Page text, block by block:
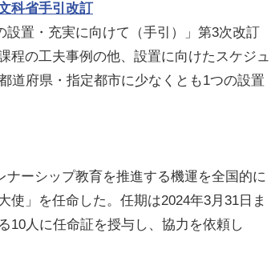
科省手引改訂
置・充実に向けて（手引）」第3次改訂
程の工夫事例の他、設置に向けたスケジュ
道府県・指定都市に少なくとも1つの設置
ーシップ教育を推進する機運を全国的に
」を任命した。任期は2024年3月31日ま
10人に任命証を授与し、協力を依頼し